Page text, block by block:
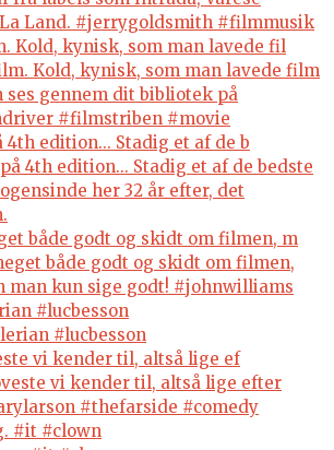
Kold, kynisk, som man lavede fil
edition... Stadig et af de b
både godt og skidt om filmen, m
#lucbesson
vi kender til, altså lige ef
#it #clown